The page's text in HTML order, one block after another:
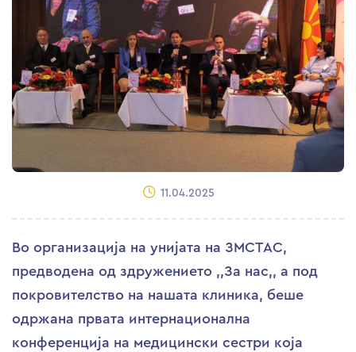
11.04.2025
Во организација на унијата на ЗМСТАС,
предводена од здружението ,,За нас,, а под
покровителство на нашата клиника, беше
одржана првата интернационална
конференција на медицински сестри која